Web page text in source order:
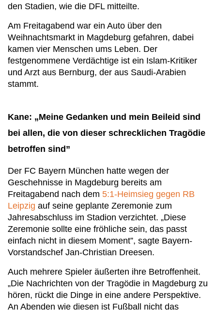
den Stadien, wie die DFL mitteilte.
Am Freitagabend war ein Auto über den
Weihnachtsmarkt in Magdeburg gefahren, dabei
kamen vier Menschen ums Leben. Der
festgenommene Verdächtige ist ein Islam-Kritiker
und Arzt aus Bernburg, der aus Saudi-Arabien
stammt.
Kane: „Meine Gedanken und mein Beileid sind
bei allen, die von dieser schrecklichen Tragödie
betroffen sind”
Der FC Bayern München hatte wegen der
Geschehnisse in Magdeburg bereits am
Freitagabend nach dem 5:1-Heimsieg gegen RB
Leipzig auf seine geplante Zeremonie zum
Jahresabschluss im Stadion verzichtet. „Diese
Zeremonie sollte eine fröhliche sein, das passt
einfach nicht in diesem Moment”, sagte Bayern-
Vorstandschef Jan-Christian Dreesen.
Auch mehrere Spieler äußerten ihre Betroffenheit.
„Die Nachrichten von der Tragödie in Magdeburg zu
hören, rückt die Dinge in eine andere Perspektive.
An Abenden wie diesen ist Fußball nicht das